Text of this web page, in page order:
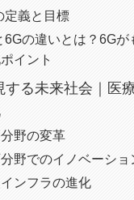
定義と目標
6Gの違いとは？6Gが
イント
する未来社会｜医
野の変革
野でのイノベーショ
ンフラの進化